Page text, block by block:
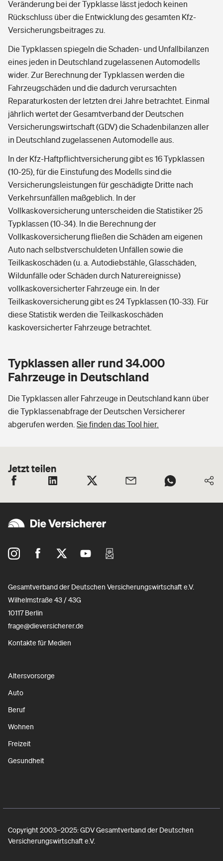
Veränderung bei der Typklasse lässt jedoch keinen
Rückschluss über die Entwicklung des gesamten Kfz-
Versicherungsbeitrages zu.
Die Typklassen spiegeln die Schaden- und Unfallbilanzen
eines jeden in Deutschland zugelassenen Automodells
wider. Zur Berechnung der Typklassen werden die
Fahrzeugschäden und die dadurch verursachten
Reparaturkosten der letzten drei Jahre betrachtet. Einmal
jährlich wertet der Gesamtverband der Deutschen
Versicherungswirtschaft (GDV) die Schadenbilanzen aller
in Deutschland zugelassenen Automodelle aus.
In der Kfz-Haftpflichtversicherung gibt es 16 Typklassen
(10-25), für die Einstufung des Modells sind die
Versicherungsleistungen für geschädigte Dritte nach
Verkehrsunfällen maßgeblich. In der
Vollkaskoversicherung unterscheiden die Statistiker 25
Typklassen (10-34). In die Berechnung der
Vollkaskoversicherung fließen die Schäden am eigenen
Auto nach selbstverschuldeten Unfällen sowie die
Teilkaskoschäden (u. a. Autodiebstähle, Glasschäden,
Wildunfälle oder Schäden durch Naturereignisse)
vollkaskoversicherter Fahrzeuge ein. In der
Teilkaskoversicherung gibt es 24 Typklassen (10-33). Für
diese Statistik werden die Teilkaskoschäden
kaskoversicherter Fahrzeuge betrachtet.
Typklassen aller rund 34.000
Fahrzeuge in Deutschland
Die Typklassen aller Fahrzeuge in Deutschland kann über
die Typklassenabfrage der Deutschen Versicherer
abgerufen werden. Sie finden das Tool hier.
Jetzt teilen
Gesamtverband der Deutschen Versicherungswirtschaft e.V.
Wilhelmstraße 43 / 43G
10117 Berlin
frage@dieversicherer.de
Kontakte für Medien
Altersvorsorge
Auto
Beruf
Wohnen
Freizeit
Gesundheit
Copyright 2003–2025: GDV Gesamtverband der Deutschen
Versicherungswirtschaft e.V.